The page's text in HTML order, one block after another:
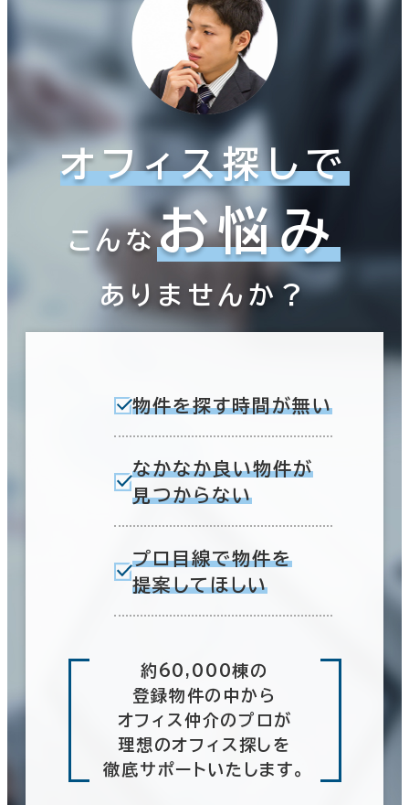
オフィス探しで
こんなお悩み
ありませんか？
物件を探す時間が無い
なかなか良い物件が
見つからない
プロ目線で物件を
提案してほしい
約60,000棟の
登録物件の中から
オフィス仲介のプロが
理想のオフィス探しを
徹底サポートいたします。